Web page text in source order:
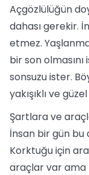
Açgözlülüğün
dahası gerekir.
etmez.
bir son olmasını
sonsuzu ister.
yakışıklı ve
Şartlara ve
İnsan bir gün bu
Korktuğu için
araçlar var ama